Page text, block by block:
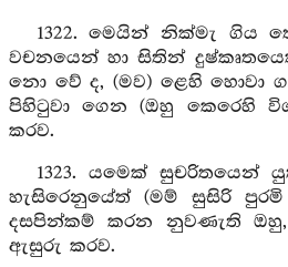
1322. මෙයින් නික්මැ ගිය
වචනයෙන් හා සිතින්
නො වේ ද, (මව) ළෙහි හොවා
පිහිටුවා ගෙන (ඔහු කෙරෙහි
කරව.
1323. යමෙක් සුචරිතයෙන්
හැසිරෙනුයේත් (මම් සුසිරි
දසපින්කම් කරන නුවණැති
ඇසුරු කරව.